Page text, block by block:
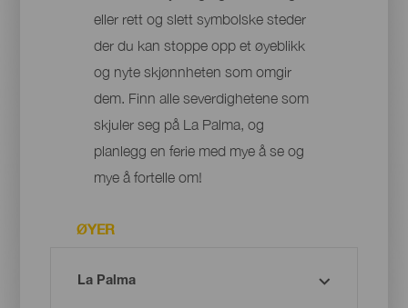
eller rett og slett symbolske steder
der du kan stoppe opp et øyeblikk
og nyte skjønnheten som omgir
dem. Finn alle severdighetene som
skjuler seg på La Palma, og
planlegg en ferie med mye å se og
mye å fortelle om!
ØYER